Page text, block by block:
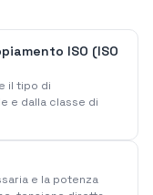
ISO (ISO
il tipo di
e dalla classe di
e la potenza